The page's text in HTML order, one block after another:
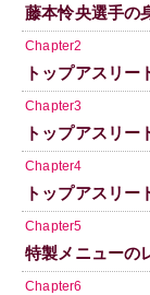
藤本怜央選手の
Chapter2
トップアスリー
Chapter3
トップアスリー
Chapter4
トップアスリー
Chapter5
特製メニューの
Chapter6